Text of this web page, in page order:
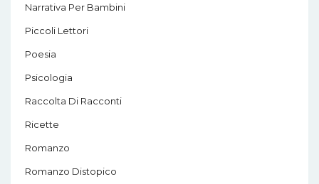
Narrativa Per Bambini
Piccoli Lettori
Poesia
Psicologia
Raccolta Di Racconti
Ricette
Romanzo
Romanzo Distopico